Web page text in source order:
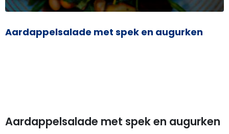
Aardappelsalade met spek en augurken
Aardappelsalade met spek en augurken